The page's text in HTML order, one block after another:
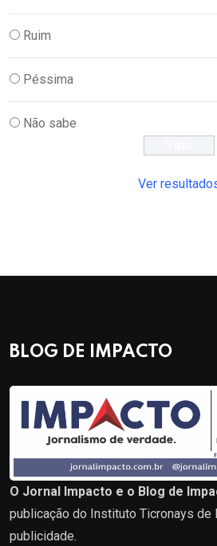
Ruim
Péssima
Não sabe
Ver
BLOG DE IMPACTO
O Jornal Impacto e o Blog de
publicação do Instituto Ticronays de
publicidade.